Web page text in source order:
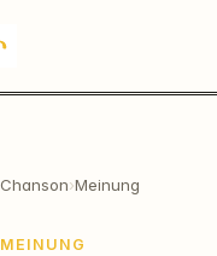
Chanson›Meinung
MEINUNG